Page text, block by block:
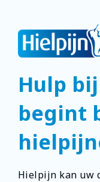
Hulp
begint
Hielpijn kan uw